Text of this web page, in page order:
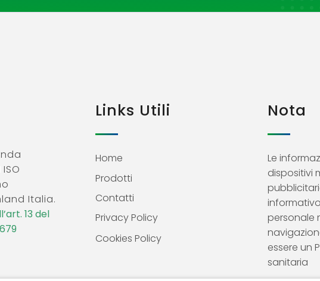
Italia.
13 del
Links Utili
Home
Prodotti
Contatti
Privacy Policy
Cookies Policy
Nota
Le
dispositivi
personale
essere un
sanitaria